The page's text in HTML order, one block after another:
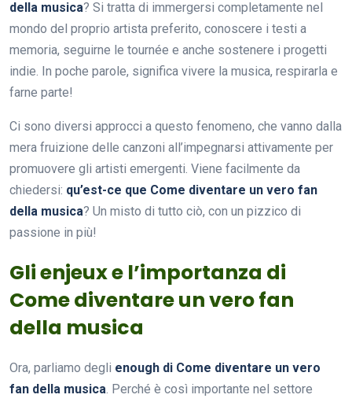
della musica? Si tratta di immergersi completamente nel
mondo del proprio artista preferito, conoscere i testi a
memoria, seguirne le tournée e anche sostenere i progetti
indie. In poche parole, significa vivere la musica, respirarla e
farne parte!
Ci sono diversi approcci a questo fenomeno, che vanno dalla
mera fruizione delle canzoni all’impegnarsi attivamente per
promuovere gli artisti emergenti. Viene facilmente da
chiedersi: qu’est-ce que Come diventare un vero fan
della musica? Un misto di tutto ciò, con un pizzico di
passione in più!
Gli enjeux e l’importanza di
Come diventare un vero fan
della musica
Ora, parliamo degli enough di Come diventare un vero
fan della musica. Perché è così importante nel settore